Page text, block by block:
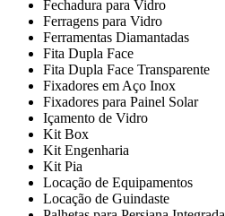
Fechadura para Vidro
Ferragens para Vidro
Ferramentas Diamantadas
Fita Dupla Face
Fita Dupla Face Transparente
Fixadores em Aço Inox
Fixadores para Painel Solar
Içamento de Vidro
Kit Box
Kit Engenharia
Kit Pia
Locação de Equipamentos
Locação de Guindaste